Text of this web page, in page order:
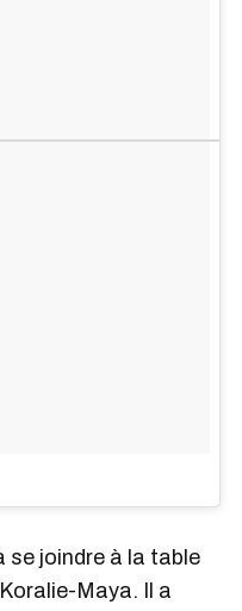
se joindre à la table
Maya. Il a